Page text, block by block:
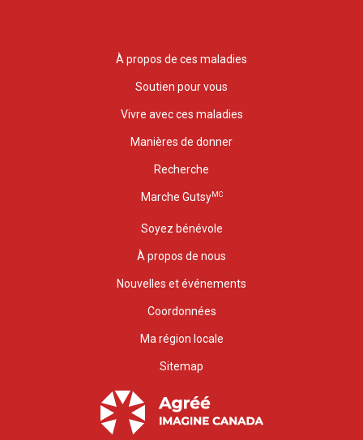
À propos de ces maladies
Soutien pour vous
Vivre avec ces maladies
Manières de donner
Recherche
Marche GutsyMC
Soyez bénévole
À propos de nous
Nouvelles et événements
Coordonnées
Ma région locale
Sitemap